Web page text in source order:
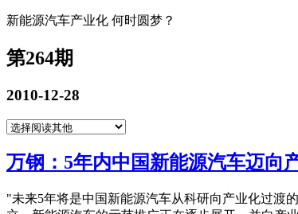
新能源汽车产业化 何时圆梦？
第264期
2010-12-28
万钢：5年内中国新能源汽车迈向
"未来5年将是中国新能源汽车从科研向产业化过渡